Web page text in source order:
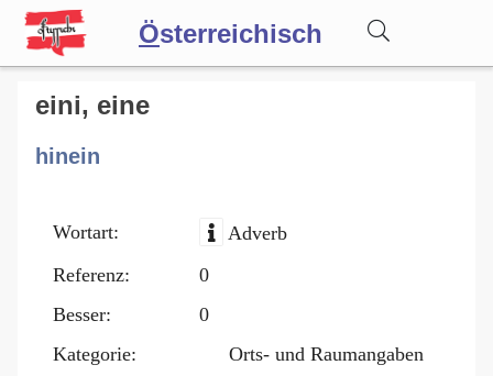
Österreichisch
Wörterbuch
Forum
Blog
eini, eine
hinein
Wortart:
Adverb
Referenz:
0
Besser:
0
Kategorie:
Orts- und Raumangaben